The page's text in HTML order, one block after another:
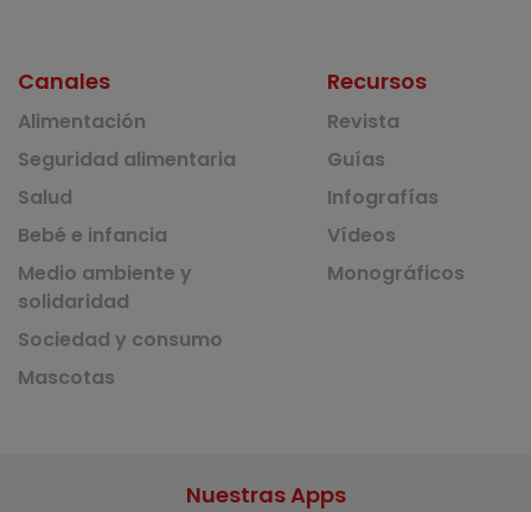
Canales
Alimentación
Seguridad alimentaria
Salud
Bebé e infancia
Medio ambiente y
solidaridad
Sociedad y consumo
Mascotas
Recursos
Revista
Guías
Infografías
Vídeos
Monográficos
Nuestras Apps